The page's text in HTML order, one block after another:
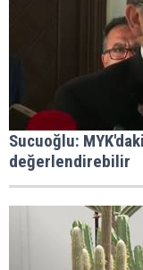
Sucuoğlu:
değerlendirebilir